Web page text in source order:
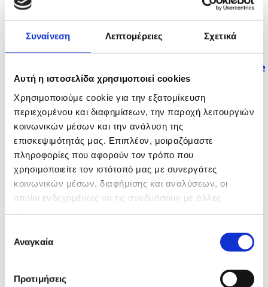
Συναίνεση Λεπτομέρειες Σχετικά
Αυτή η ιστοσελίδα χρησιμοποιεί cookies
Χρησιμοποιούμε cookie για την εξατομίκευση
περιεχομένου και διαφημίσεων, την παροχή λειτουργιών
κοινωνικών μέσων και την ανάλυση της
επισκεψιμότητάς μας. Επιπλέον, μοιραζόμαστε
πληροφορίες που αφορούν τον τρόπο που
χρησιμοποιείτε τον ιστότοπό μας με συνεργάτες
κοινωνικών μέσων, διαφήμισης και αναλύσεων, οι
οποίοι ενδεχομένως να τις συνδυάσουν με άλλες
των υπηρεσιών τους.
συγκατάθεσης
Αναγκαία
Προτιμήσεις
Προέχει η Τουρκία να επανέλθει στο τραπέζι...
Πέμπτη η Εθνική Κοριτσιών U16 στα Tennis Europe
Summer...
πριν μία ώρα
Η καλύτερη τιμή σε ήρωες και αγνοουμένους η...